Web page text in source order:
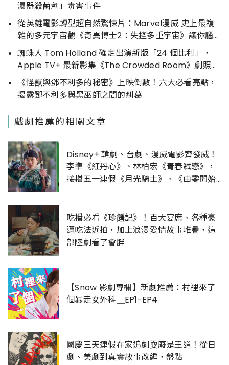
濕器殺菌劑」毒害事件
從英雄電影轉型超自然驚悚片：Marvel漫威 史上最複
雜的多元宇宙觀《奇異博士2：失控多重宇宙》讓你腦
洞大開
蜘蛛人 Tom Holland 確定出演新版「24 個比利」，
Apple TV+ 最新影集《The Crowded Room》劇照曝
光
《怪獸與鄧不利多的秘密》上映倒數！六大必看亮點，
揭露鄧不利多與黑巫師之間的糾葛
戲劇推薦的相關文章
Disney+ 韓劇、台劇、漫威電影齊發威！
李準《紅丹心》、林柏宏《青春弒戀》，
接檔五一連假《月光騎士》、《由零開始
吃播必看《珍饈記》！百大宴席、各種豪
邁吃法近拍，加上浪漫愛情故事堆疊，這
部陸劇看了會胖
【Snow 影劇專欄】新劇推薦：村裡來了
個暴走女外科＿EP1-EP4
國慶三天連假在家追劇耍廢是王道！從日
劇、美劇到真實故事改編，盤點